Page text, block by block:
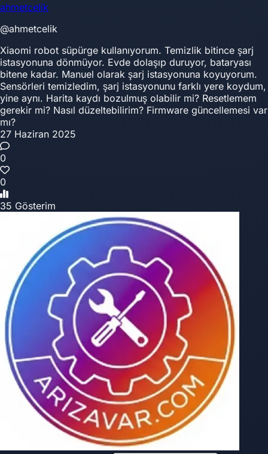
ahmetcelik
@ahmetcelik
Xiaomi robot süpürge kullanıyorum. Temizlik bitince şarj
istasyonuna dönmüyor. Evde dolaşıp duruyor, bataryası
bitene kadar. Manuel olarak şarj istasyonuna koyuyorum.
Sensörleri temizledim, şarj istasyonunu farklı yere koydum,
yine aynı. Harita kaydı bozulmuş olabilir mi? Resetlemem
gerekir mi? Nasıl düzeltebilirim? Firmware güncellemesi var
mı?
27 Haziran 2025
0
0
35 Gösterim